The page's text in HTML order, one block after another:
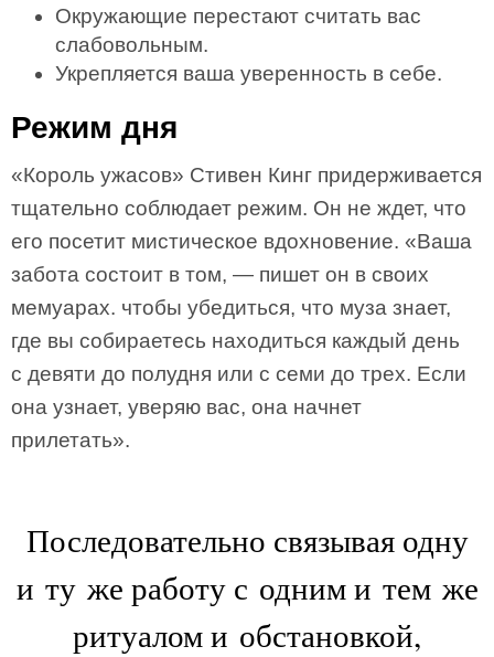
Окружающие перестают считать вас
слабовольным.
Укрепляется ваша уверенность в себе.
Режим дня
«Король ужасов» Стивен Кинг придерживается
тщательно соблюдает режим. Он не ждет, что
его посетит мистическое вдохновение. «Ваша
забота состоит в том, — пишет он в своих
мемуарах. чтобы убедиться, что муза знает,
где вы собираетесь находиться каждый день
с девяти до полудня или с семи до трех. Если
она узнает, уверяю вас, она начнет
прилетать».
Последовательно связывая одну
и ту же работу с одним и тем же
ритуалом и обстановкой,